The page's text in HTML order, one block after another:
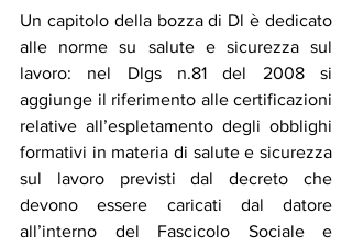
Un capitolo della bozza di Dl è dedicato
alle norme su salute e sicurezza sul
lavoro: nel Dlgs n.81 del 2008 si
aggiunge il riferimento alle certificazioni
relative all’espletamento degli obblighi
formativi in materia di salute e sicurezza
sul lavoro previsti dal decreto che
devono essere caricati dal datore
all’interno del Fascicolo Sociale e